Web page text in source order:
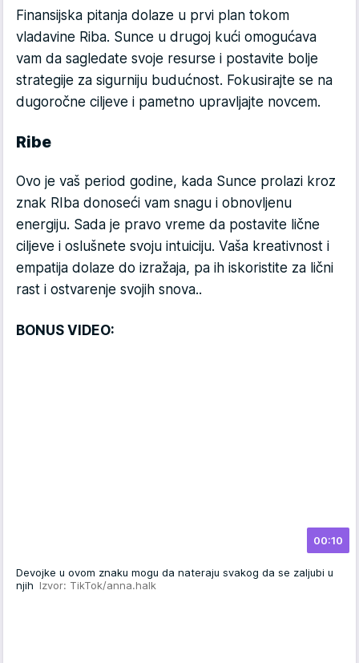
Finansijska pitanja dolaze u prvi plan tokom
vladavine Riba. Sunce u drugoj kući omogućava
vam da sagledate svoje resurse i postavite bolje
strategije za sigurniju budućnost. Fokusirajte se na
dugoročne ciljeve i pametno upravljajte novcem.
Ribe
Ovo je vaš period godine, kada Sunce prolazi kroz
znak RIba donoseći vam snagu i obnovljenu
energiju. Sada je pravo vreme da postavite lične
ciljeve i oslušnete svoju intuiciju. Vaša kreativnost i
empatija dolaze do izražaja, pa ih iskoristite za lični
rast i ostvarenje svojih snova..
BONUS VIDEO:
00:10
Devojke u ovom znaku mogu da nateraju svakog da se zaljubi u
njih Izvor: TikTok/anna.halk